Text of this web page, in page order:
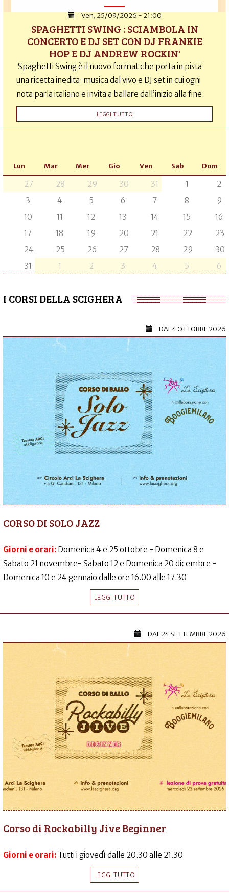
Ven, 25/09/2026 - 21:00
SPAGHETTI SWING : SCIAMBOLA IN
CONCERTO E DJ SET CON DJ FRANKIE
HOP E DJ ANDREW ROCKIN'
Spaghetti Swing è il nuovo format che porta in pista
una ricetta inedita: musica dal vivo e DJ set in cui ogni
nota parla italiano e invita a ballare dall’inizio alla fine.
LEGGI TUTTO
Lun Mar Mer Gio Ven Sab Dom
27 28 29 30 31 1
2
3
4 5 6 7 8
9
10
11 12 13 14 15
16
17
18 19 20 21 22
23
24
25 26 27 28 29
30
31
1 2 3 4 5 6
I CORSI DELLA SCIGHERA
DAL4 OTTOBRE 2026
CORSO DI SOLO JAZZ
Giorni e orari: Domenica 4 e 25 ottobre - Domenica 8 e
Sabato 21 novembre- Sabato 12 e Domenica 20 dicembre -
Domenica 10 e 24 gennaio dalle ore 16.00 alle 17.30
LEGGI TUTTO
DAL24 SETTEMBRE 2026
Corso di Rockabilly Jive Beginner
Giorni e orari: Tutti i giovedì dalle 20.30 alle 21.30
LEGGI TUTTO